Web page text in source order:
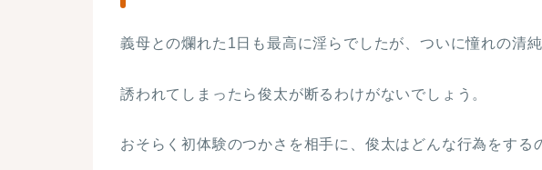
義母との爛れた1日も最高に淫らでしたが、ついに憧れの清
誘われてしまったら俊太が断るわけがないでしょう。
おそらく初体験のつかさを相手に、俊太はどんな行為をする